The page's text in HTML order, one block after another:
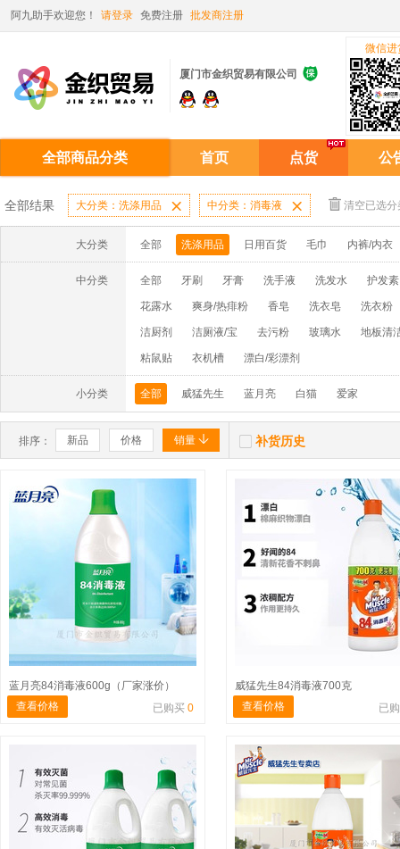
阿九助手欢迎您！ 请登录 免费注册 批发商注册
厦门市金织贸易有限公司 
微信进
全部商品分类 首页 点货 公
全部结果 大分类：洗涤用品  中分类：消毒液  清空已选分
大分类 全部 洗涤用品 日用百货 毛巾 内裤/内衣
中分类 全部 牙刷 牙膏 洗手液 洗发水 护发素
花露水 爽身/热痱粉 香皂 洗衣皂 洗衣粉
洁厨剂 洁厕液/宝 去污粉 玻璃水 地板清
粘鼠贴 衣机槽 漂白/彩漂剂
小分类 全部 威猛先生 蓝月亮 白猫 爱家
排序： 新品 价格 销量   补货历史
蓝月亮84消毒液600g（厂家涨价）
查看价格
已购买 0
威猛先生84消毒液700克
查看价格
已